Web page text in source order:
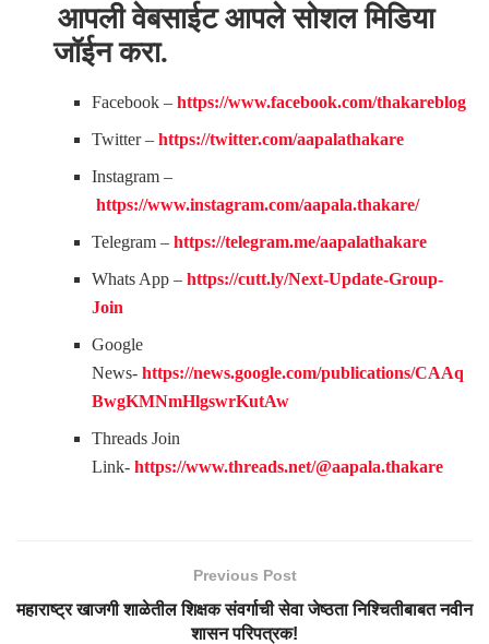
आपली वेबसाईट आपले सोशल मिडिया
जॉईन करा.
Facebook – https://www.facebook.com/thakareblog
Twitter – https://twitter.com/aapalathakare
Instagram –
https://www.instagram.com/aapala.thakare/
Telegram – https://telegram.me/aapalathakare
Whats App – https://cutt.ly/Next-Update-Group-
Join
Google
News- https://news.google.com/publications/CAAq
BwgKMNmHlgswrKutAw
Threads Join
Link- https://www.threads.net/@aapala.thakare
Previous Post
महाराष्ट्र खाजगी शाळेतील शिक्षक संवर्गाची सेवा जेष्ठता निश्चितीबाबत नवीन
शासन परिपत्रक!